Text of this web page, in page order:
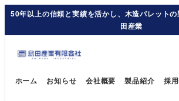
50年以上の信頼と実績を活かし、木造パレット
田産業
ホーム お知らせ 会社概要 製品紹介 採